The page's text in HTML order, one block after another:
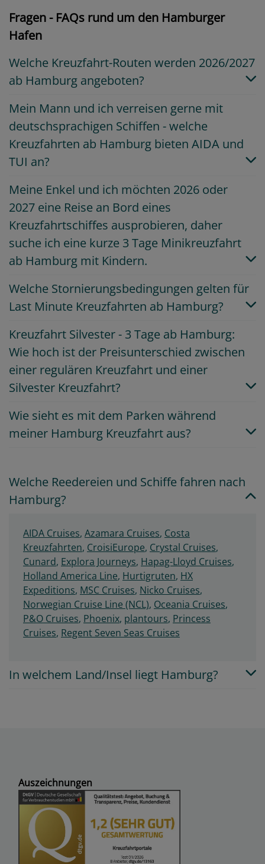
Fragen - FAQs rund um den Hamburger
Hafen
Welche Kreuzfahrt-Routen werden 2026/2027
ab Hamburg angeboten?
Mein Mann und ich verreisen gerne mit
deutschsprachigen Schiffen - welche
Kreuzfahrten ab Hamburg bieten AIDA und
TUI an?
Meine Enkel und ich möchten 2026 oder
2027 eine Reise an Bord eines
Kreuzfahrtschiffes ausprobieren, daher
suche ich eine kurze 3 Tage Minikreuzfahrt
ab Hamburg mit Kindern.
Welche Stornierungsbedingungen gelten für
Last Minute Kreuzfahrten ab Hamburg?
Kreuzfahrt Silvester - 3 Tage ab Hamburg:
Wie hoch ist der Preisunterschied zwischen
einer regulären Kreuzfahrt und einer
Silvester Kreuzfahrt?
Wie sieht es mit dem Parken während
meiner Hamburg Kreuzfahrt aus?
Welche Reedereien und Schiffe fahren nach
Hamburg?
AIDA Cruises, Azamara Cruises, Costa
Kreuzfahrten, CroisiEurope, Crystal Cruises,
Cunard, Explora Journeys, Hapag-Lloyd Cruises,
Holland America Line, Hurtigruten, HX
Expeditions, MSC Cruises, Nicko Cruises,
Norwegian Cruise Line (NCL), Oceania Cruises,
P&O Cruises, Phoenix, plantours, Princess
Cruises, Regent Seven Seas Cruises
In welchem Land/Insel liegt Hamburg?
Auszeichnungen